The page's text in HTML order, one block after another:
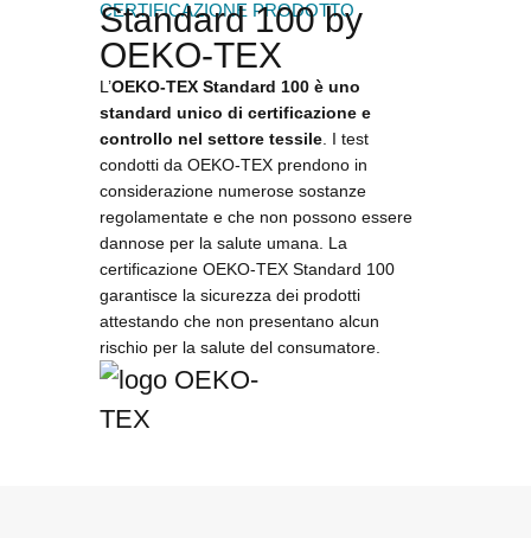
CERTIFICAZIONE PRODOTTO
Standard 100 by
OEKO-TEX
L’OEKO-TEX Standard 100 è uno
standard unico di certificazione e
controllo nel settore tessile . I test
condotti da OEKO-TEX prendono in
considerazione numerose sostanze
regolamentate e che non possono essere
dannose per la salute umana. La
certificazione OEKO-TEX Standard 100
garantisce la sicurezza dei prodotti
attestando che non presentano alcun
rischio per la salute del consumatore.